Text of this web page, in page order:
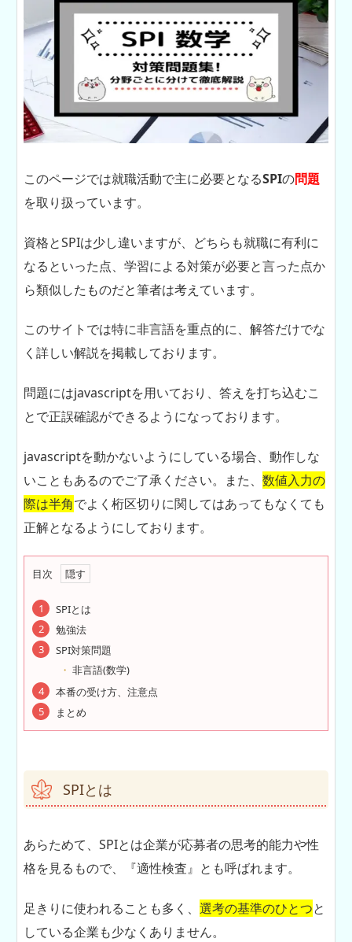
このページでは就職活動で主に必要となるSPIの問題
を取り扱っています。
資格とSPIは少し違いますが、どちらも就職に有利に
なるといった点、学習による対策が必要と言った点か
ら類似したものだと筆者は考えています。
このサイトでは特に非言語を重点的に、解答だけでな
く詳しい解説を掲載しております。
問題にはjavascriptを用いており、答えを打ち込むこ
とで正誤確認ができるようになっております。
javascriptを動かないようにしている場合、動作しな
いこともあるのでご了承ください。また、 数値入力の
際は半角でよく桁区切りに関してはあってもなくても
正解となるようにしております。
目次
SPIとは
勉強法
SPI対策問題
非言語(数学)
本番の受け方、注意点
まとめ
SPIとは
あらためて、SPIとは企業が応募者の思考的能力や性
格を見るもので、『適性検査』とも呼ばれます。
足きりに使われることも多く、 選考の基準のひとつと
している企業も少なくありません。